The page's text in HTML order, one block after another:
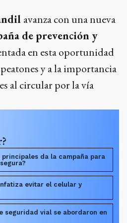
avanza con una nueva
de prevención y
en esta oportunidad
y a la importancia
al circular por la vía
principales da la campaña para
evitar el celular y
seguridad vial se abordaron en